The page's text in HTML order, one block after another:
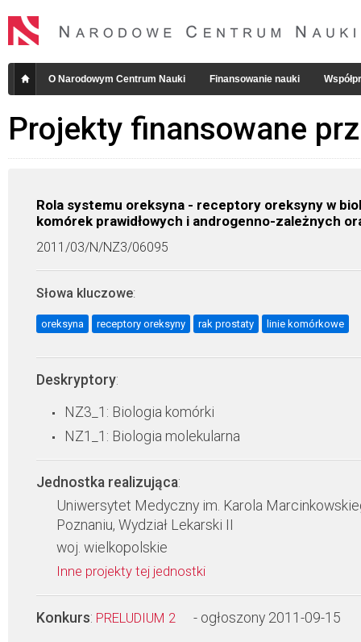
O Narodowym Centrum Nauki Finansowanie nauki
Projekty finansowane
Rola systemu oreksyna - receptory oreksyny w
komórek prawidłowych i androgenno-zależnych
2011/03/N/NZ3/06095
Słowa kluczowe:
oreksyna receptory oreksyny rak prostaty linie komórkowe
Deskryptory:
NZ3_1: Biologia komórki
NZ1_1: Biologia molekularna
Jednostka realizująca:
Uniwersytet Medyczny im. Karola
Poznaniu, Wydział Lekarski II
woj. wielkopolskie
Inne projekty tej jednostki
Konkurs: PRELUDIUM 2 - ogłoszony 2011-09-15